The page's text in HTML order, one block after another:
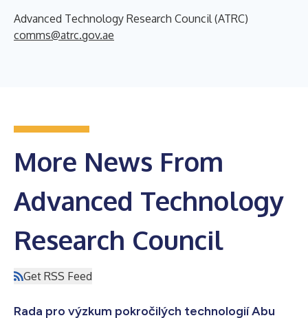
Advanced Technology Research Council (ATRC)
comms@atrc.gov.ae
More News From
Advanced Technology
Research Council
Get RSS Feed
Rada pro výzkum pokročilých technologií Abu